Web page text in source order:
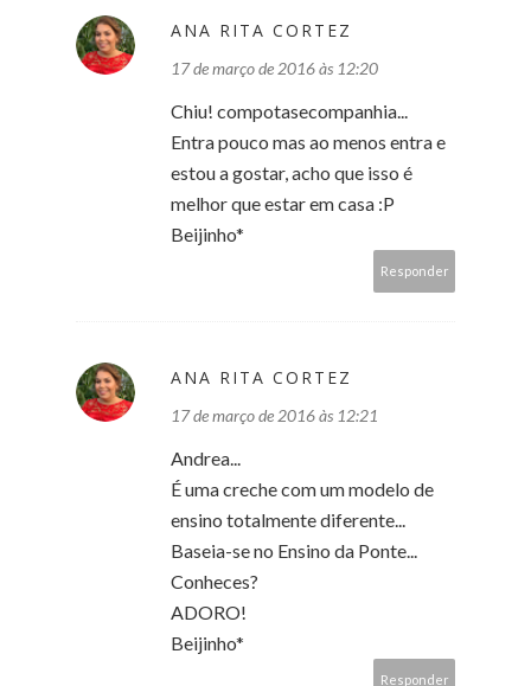
ANA RITA CORTEZ
17 de março de 2016 às 12:20
Chiu! compotasecompanhia...
Entra pouco mas ao menos entra e
estou a gostar, acho que isso é
melhor que estar em casa :P
Beijinho*
Responder
ANA RITA CORTEZ
17 de março de 2016 às 12:21
Andrea...
É uma creche com um modelo de
ensino totalmente diferente...
Baseia-se no Ensino da Ponte...
Conheces?
ADORO!
Beijinho*
Responder